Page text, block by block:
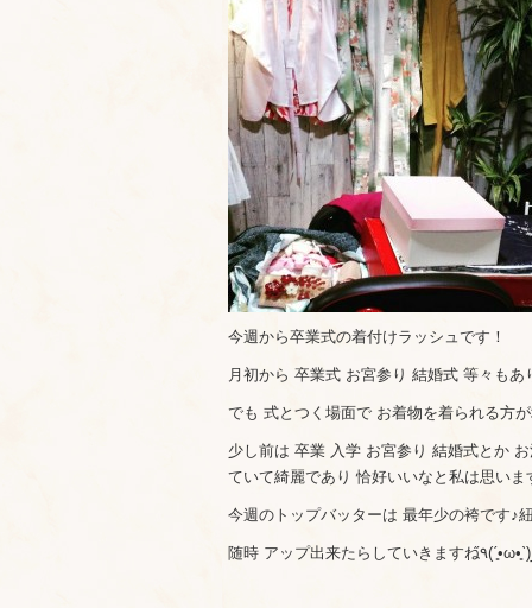
今週から卒業式の着付けラッシュです！
月初から 卒業式 お宮参り 結婚式 等々も
でも 式とつく場面で お着物を着られる方
少し前は 卒業 入学 お宮参り 結婚式とか
ていて綺麗であり 恰好いいなと私は思いま
今週のトップバッターは 最年少の袴です♪